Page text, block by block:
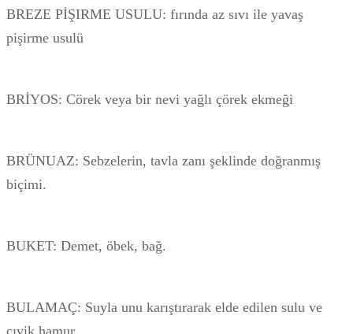
BREZE PİŞIRME USULU: fırında az sıvı ile yavaş
pişirme usulü
BRİYOS: Cörek veya bir nevi yağlı çörek ekmeği
BRÜNUAZ: Sebzelerin, tavla zanı şeklinde doğranmış
biçimi.
BUKET: Demet, öbek, bağ.
BULAMAÇ: Suyla unu karıştırarak elde edilen sulu ve
cıvik hamur.